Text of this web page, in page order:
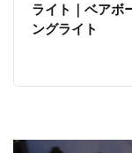
ライト｜ベアボ
ングライト